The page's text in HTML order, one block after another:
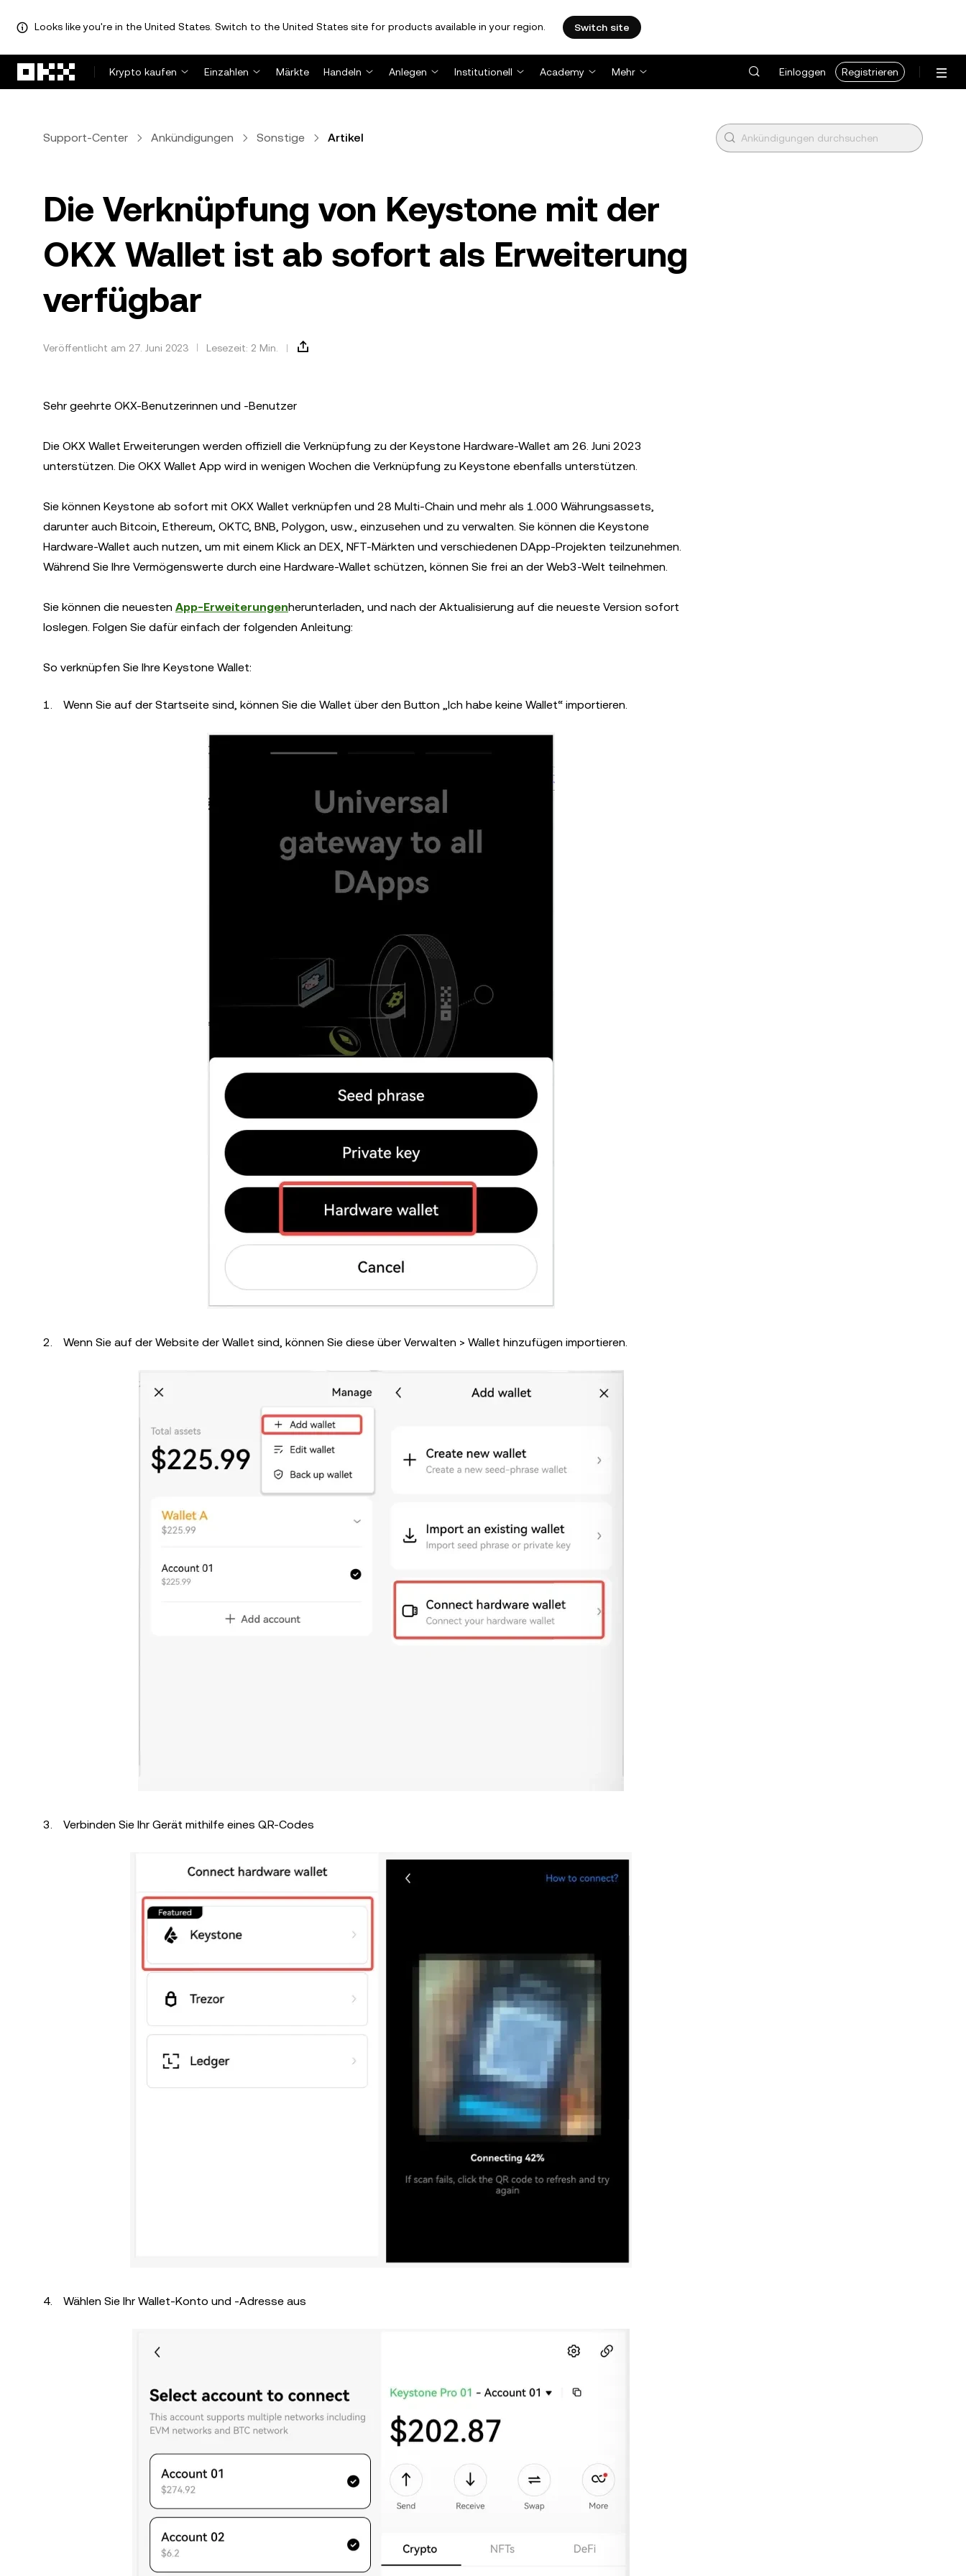
Looks like you're in the United States. Switch to the United States site for products available in your region. Switch site
Krypto kaufen
Einzahlen Märkte Handeln Anlegen Institutionell Academy Mehr Einloggen Registrieren
Support-Center Ankündigungen Sonstige Artikel
Die Verknüpfung von Keystone mit der
OKX Wallet ist ab sofort als Erweiterung
verfügbar
Veröffentlicht am 27. Juni 2023 Lesezeit: 2 Min.
Sehr geehrte OKX-Benutzerinnen und -Benutzer
Die OKX Wallet Erweiterungen werden offiziell die Verknüpfung zu der Keystone Hardware-Wallet am 26. Juni 2023
unterstützen. Die OKX Wallet App wird in wenigen Wochen die Verknüpfung zu Keystone ebenfalls unterstützen.
Sie können Keystone ab sofort mit OKX Wallet verknüpfen und 28 Multi-Chain und mehr als 1.000 Währungsassets,
darunter auch Bitcoin, Ethereum, OKTC, BNB, Polygon, usw., einzusehen und zu verwalten. Sie können die Keystone
Hardware-Wallet auch nutzen, um mit einem Klick an DEX, NFT-Märkten und verschiedenen DApp-Projekten teilzunehmen.
Während Sie Ihre Vermögenswerte durch eine Hardware-Wallet schützen, können Sie frei an der Web3-Welt teilnehmen.
Sie können die neuesten App-Erweiterungenherunterladen, und nach der Aktualisierung auf die neueste Version sofort
loslegen. Folgen Sie dafür einfach der folgenden Anleitung:
So verknüpfen Sie Ihre Keystone Wallet:
Wenn Sie auf der Startseite sind, können Sie die Wallet über den Button „Ich habe keine Wallet“ importieren.
Wenn Sie auf der Website der Wallet sind, können Sie diese über Verwalten > Wallet hinzufügen importieren.
Verbinden Sie Ihr Gerät mithilfe eines QR-Codes
Wählen Sie Ihr Wallet-Konto und -Adresse aus